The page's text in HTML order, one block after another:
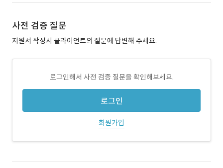
사전 검증 질문
지원서 작성시 클라이언트의 질문에 답변해 주세요.
로그인해서 사전 검증 질문을 확인해보세요.
로그인
회원가입